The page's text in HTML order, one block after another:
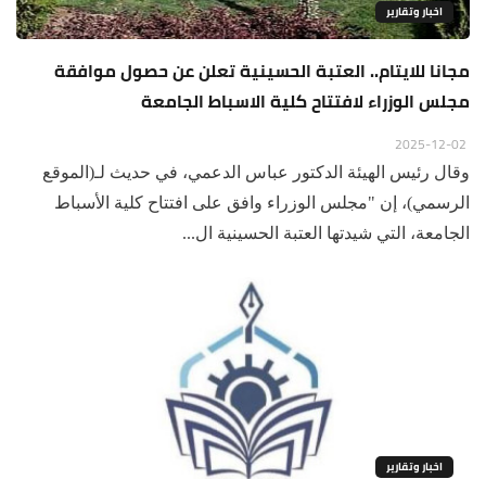
اخبار وتقارير
مجانا للايتام.. العتبة الحسينية تعلن عن حصول موافقة
مجلس الوزراء لافتتاح كلية الاسباط الجامعة
وقال رئيس الهيئة الدكتور عباس الدعمي، في حديث لـ(الموقع
الرسمي)، إن "مجلس الوزراء وافق على افتتاح كلية الأسباط
الجامعة، التي شيدتها العتبة الحسينية ال...
اخبار وتقارير